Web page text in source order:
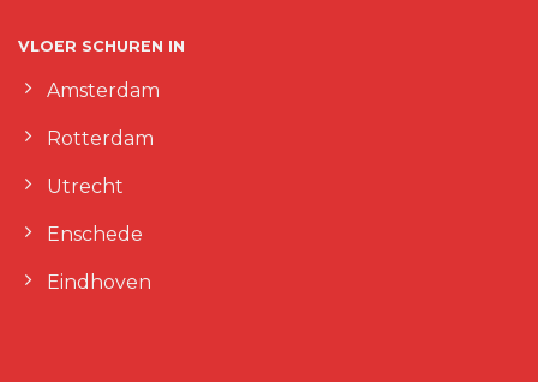
VLOER SCHUREN IN
Amsterdam
Rotterdam
Utrecht
Enschede
Eindhoven